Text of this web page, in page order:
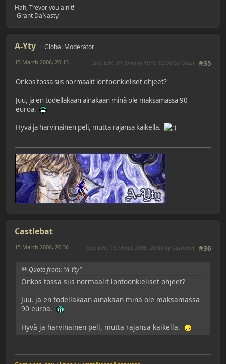
Hah, Trevor you ain't!
-Grant DaNasty
A-Yty Global Moderator
#35
15 March 2006, 20:13 Last Edit: 01 January 1970, 02:00 by Guest
Onkos tossa siis normaalit lontoonkieliset ohjeet?
Juu, ja en todellakaan ainakaan minä ole maksamassa 90
euroa.
Hyvä ja harvinainen peli, mutta rajansa kaikella.
Castlebat
#36
15 March 2006, 20:36 Last Edit: 15 March 2006, 20:39 by Castlebat
Quote from: "A-Yty"
Onkos tossa siis normaalit lontoonkieliset ohjeet?
Juu, ja en todellakaan ainakaan minä ole maksamassa
90 euroa.
Hyvä ja harvinainen peli, mutta rajansa kaikella.